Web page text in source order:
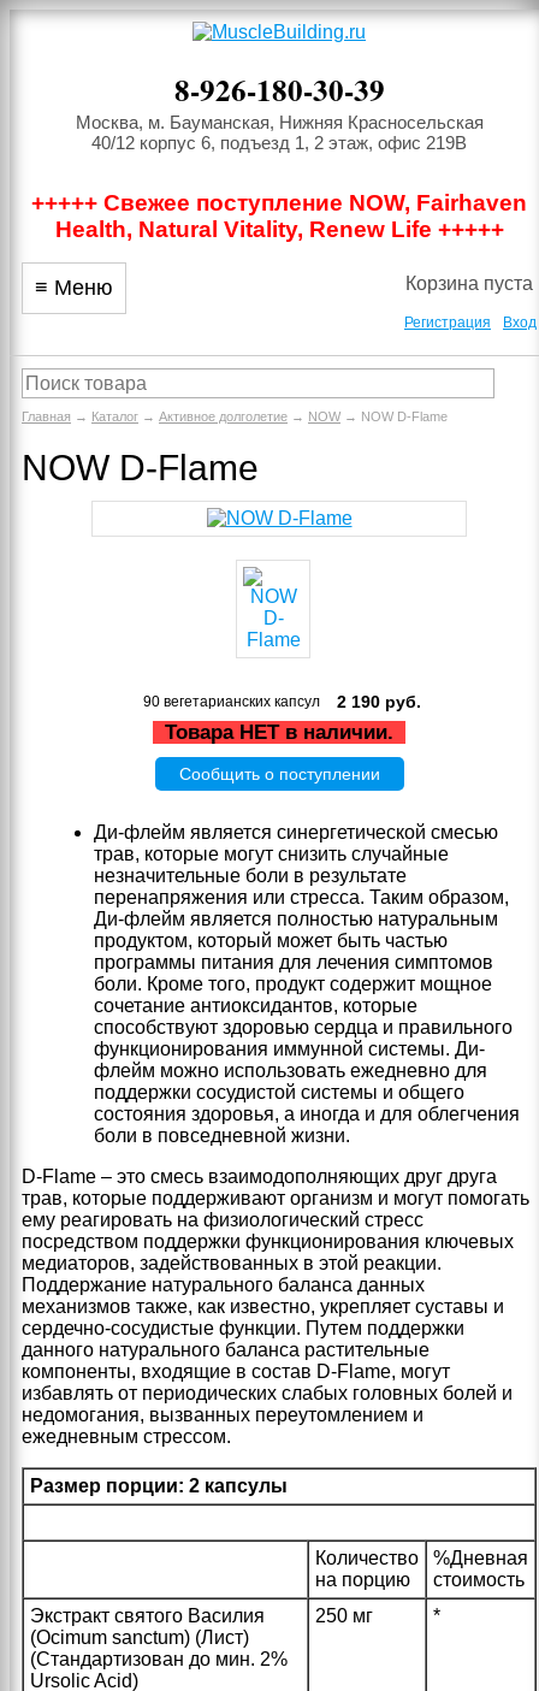
8-926-180-30-39
Москва, м. Бауманская, Нижняя Красносельская
40/12 корпус 6, подъезд 1, 2 этаж, офис 219В
+++++ Свежее поступление NOW, Fairhaven
Health, Natural Vitality, Renew Life +++++
≡ Меню Корзина пуста
Регистрация Вход
Главная → Каталог → Активное долголетие → NOW → NOW D-Flame
NOW D-Flame
90 вегетарианских капсул 2 190 руб.
Товара НЕТ в наличии.
Сообщить о поступлении
Ди-флейм является синергетической смесью
трав, которые могут снизить случайные
незначительные боли в результате
перенапряжения или стресса. Таким образом,
Ди-флейм является полностью натуральным
продуктом, который может быть частью
программы питания для лечения симптомов
боли. Кроме того, продукт содержит мощное
сочетание антиоксидантов, которые
способствуют здоровью сердца и правильного
функционирования иммунной системы. Ди-
флейм можно использовать ежедневно для
поддержки сосудистой системы и общего
состояния здоровья, а иногда и для облегчения
боли в повседневной жизни.
D-Flame – это смесь взаимодополняющих друг друга
трав, которые поддерживают организм и могут помогать
ему реагировать на физиологический стресс
посредством поддержки функционирования ключевых
медиаторов, задействованных в этой реакции.
Поддержание натурального баланса данных
механизмов также, как известно, укрепляет суставы и
сердечно-сосудистые функции. Путем поддержки
данного натурального баланса растительные
компоненты, входящие в состав D-Flame, могут
избавлять от периодических слабых головных болей и
недомогания, вызванных переутомлением и
ежедневным стрессом.
Размер порции: 2 капсулы
Количество
на порцию
%Дневная
стоимость
Экстракт святого Василия
(Ocimum sanctum) (Лист)
(Стандартизован до мин. 2%
Ursolic Acid)
250 мг *